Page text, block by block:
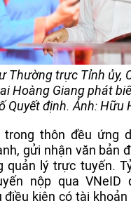
Thường trực Tỉnh ủy,
Hoàng Giang phát
Quyết định. Ảnh: Hữu
trong thôn đều ứng
gửi nhận văn bản
quản lý trực tuyến.
nộp qua VNeID
điều kiện có tài